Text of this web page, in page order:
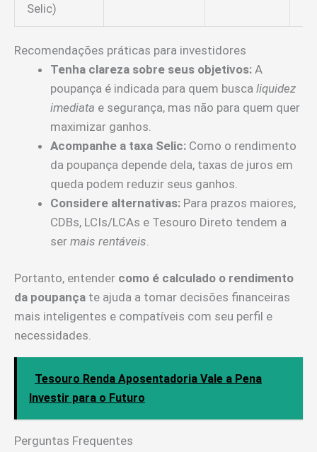
Selic)
Recomendações práticas para investidores
Tenha clareza sobre seus objetivos: A
poupança é indicada para quem busca liquidez
imediata e segurança, mas não para quem quer
maximizar ganhos.
Acompanhe a taxa Selic: Como o rendimento
da poupança depende dela, taxas de juros em
queda podem reduzir seus ganhos.
Considere alternativas: Para prazos maiores,
CDBs, LCIs/LCAs e Tesouro Direto tendem a
ser mais rentáveis
Portanto, entender como é calculado o rendimento
da poupança te ajuda a tomar decisões financeiras
mais inteligentes e compatíveis com seu perfil e
necessidades.
Tesouro Renda Aposentadoria Vale a Pena
Investir para o Futuro
Perguntas Frequentes